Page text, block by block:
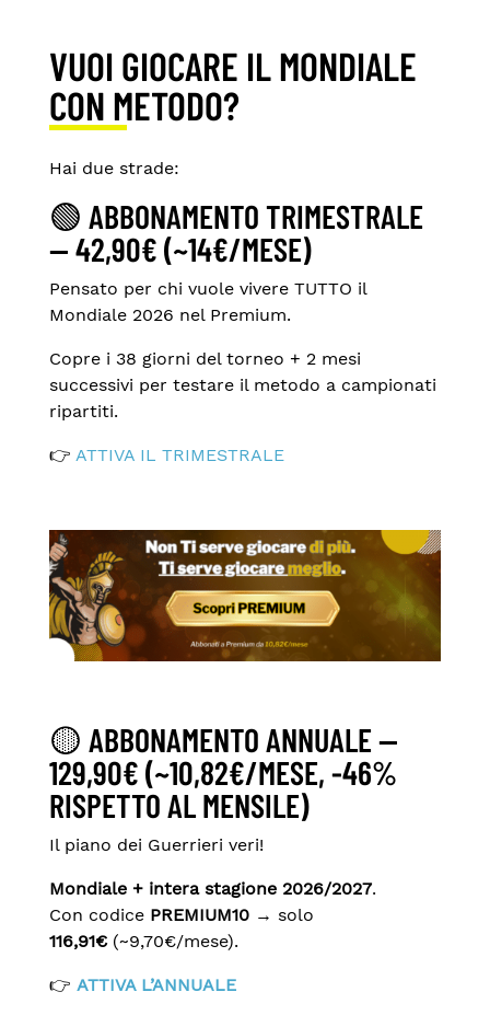
VUOI GIOCARE IL MONDIALE
CON METODO?
Hai due strade:
🟢 ABBONAMENTO TRIMESTRALE
— 42,90€(~14€/MESE)
Pensato per chi vuole vivere TUTTO il
Mondiale 2026 nel Premium.
Copre i 38 giorni del torneo + 2 mesi
successivi per testare il metodo a campionati
ripartiti.
👉 ATTIVA IL TRIMESTRALE
🟡 ABBONAMENTOANNUALE —
129,90€(~10,82€/MESE, -46%
RISPETTO AL MENSILE)
Il piano dei Guerrieri veri!
Mondiale + intera stagione 2026/2027.
Con codice PREMIUM10→ solo
116,91€(~9,70€/mese).
👉 ATTIVA L’ANNUALE